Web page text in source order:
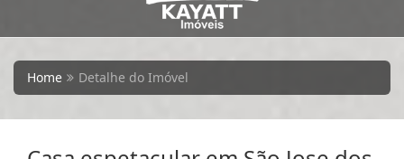
Home Detalhe do Imóvel